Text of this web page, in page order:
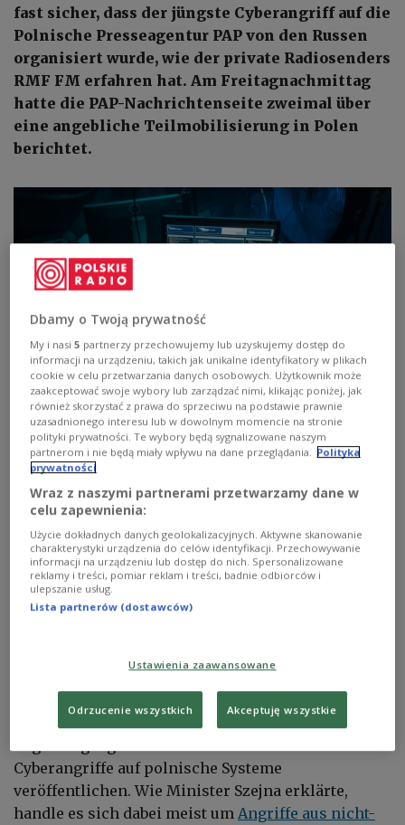
fast sicher, dass der jüngste Cyberangriff auf die
Polnische Presseagentur PAP von den Russen
organisiert wurde, wie der private Radiosenders
RMF FM erfahren hat. Am Freitagnachmittag
hatte die PAP-Nachrichtenseite zweimal über
eine angebliche Teilmobilisierung in Polen
berichtet.
Die polnische Regierung ist sich inzwischen fast sicher, dass der jüngste
Cyberangriff auf die Polnische Presseagentur PAP von den Russen
organisiert wurde. Shutterstock/Maksim Shmeljov
Wie der stellvertretende Außenminister Andrzej
Szejna gegenüber RMF FM bestätigte, führe die Spur
eindeutig nach Russland. Zu diesem Schluss seien
die staatlichen Cybersecurity-Dienste gekommen.
„Die Falschmeldung erschien nach dem Einsatz
von schädlicher Software.
wurde von den Russen bereits mehrfach verwendet
diesem Anschlag weht eine russische Flagge. Diese
der Minister hinzu. Ab Montag werde die polnische
Cyberangriffe auf polnische Systeme
veröffentlichen. Wie Minister Szejna erklärte,
handle es sich dabei meist um Angriffe aus nicht-
Dbamy o Twoją prywatność
My i nasi5 partnerzy przechowujemy lub uzyskujemy dostęp do
informacji na urządzeniu, takich jak unikalne identyfikatory w plikach
cookie w celu przetwarzania danych osobowych. Użytkownik może
zaakceptować swoje wybory lub zarządzać nimi, klikając poniżej, jak
również skorzystać z prawa do sprzeciwu na podstawie prawnie
uzasadnionego interesu lub w dowolnym momencie na stronie
polityki prywatności. Te wybory będą sygnalizowane naszym
partnerom i nie będą miały wpływu na dane przeglądania. Polityka
prywatności
Wraz z naszymi partnerami przetwarzamy dane w
celu zapewnienia:
Użycie dokładnych danych geolokalizacyjnych. Aktywne skanowanie
charakterystyki urządzenia do celów identyfikacji. Przechowywanie
informacji na urządzeniu lub dostęp do nich. Spersonalizowane
reklamy i treści, pomiar reklam i treści, badnie odbiorców i
ulepszanie usług.
Lista partnerów (dostawców)
Ustawienia zaawansowane
Odrzucenie wszystkich Akceptuję wszystkie